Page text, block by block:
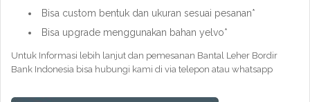
Bisa custom bentuk dan ukuran sesuai pesanan*
Bisa upgrade menggunakan bahan yelvo*
Untuk Informasi lebih lanjut dan pemesanan Bantal Leher Bordir
Bank Indonesia bisa hubungi kami di via telepon atau whatsapp